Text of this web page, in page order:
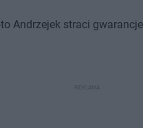
Andrzejek straci gwarancje